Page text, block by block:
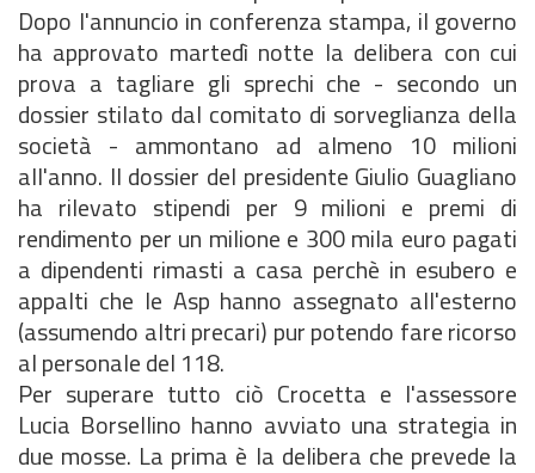
Dopo l'annuncio in conferenza stampa, il governo
ha approvato martedì notte la delibera con cui
prova a tagliare gli sprechi che - secondo un
dossier stilato dal comitato di sorveglianza della
società - ammontano ad almeno 10 milioni
all'anno. Il dossier del presidente Giulio Guagliano
ha rilevato stipendi per 9 milioni e premi di
rendimento per un milione e 300 mila euro pagati
a dipendenti rimasti a casa perchè in esubero e
appalti che le Asp hanno assegnato all'esterno
(assumendo altri precari) pur potendo fare ricorso
al personale del 118.
Per superare tutto ciò Crocetta e l'assessore
Lucia Borsellino hanno avviato una strategia in
due mosse. La prima è la delibera che prevede la